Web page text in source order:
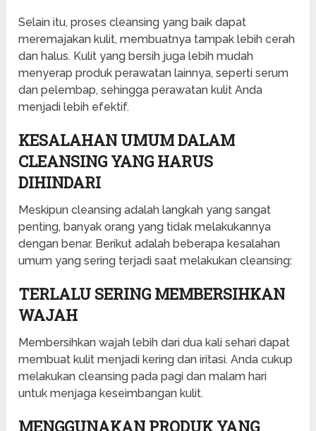
Selain itu, proses cleansing yang baik dapat
meremajakan kulit, membuatnya tampak lebih cerah
dan halus. Kulit yang bersih juga lebih mudah
menyerap produk perawatan lainnya, seperti serum
dan pelembap, sehingga perawatan kulit Anda
menjadi lebih efektif.
KESALAHAN UMUM DALAM
CLEANSING YANG HARUS
DIHINDARI
Meskipun cleansing adalah langkah yang sangat
penting, banyak orang yang tidak melakukannya
dengan benar. Berikut adalah beberapa kesalahan
umum yang sering terjadi saat melakukan cleansing:
TERLALU SERING MEMBERSIHKAN
WAJAH
Membersihkan wajah lebih dari dua kali sehari dapat
membuat kulit menjadi kering dan iritasi. Anda cukup
melakukan cleansing pada pagi dan malam hari
untuk menjaga keseimbangan kulit.
MENGGUNAKAN PRODUK YANG